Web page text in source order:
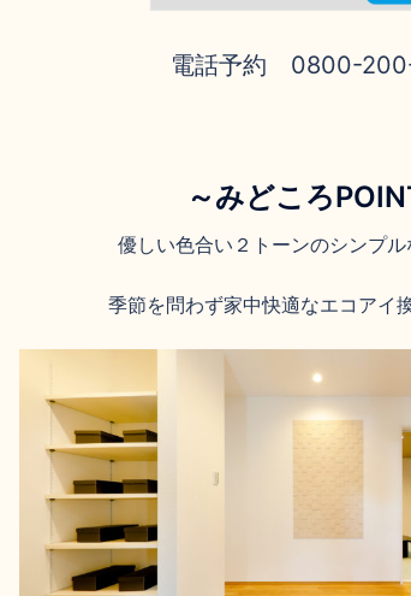
電話予約 0800-
～みどころ
優しい色合い２トーンのシンプル
季節を問わず家中快適なエコアイ